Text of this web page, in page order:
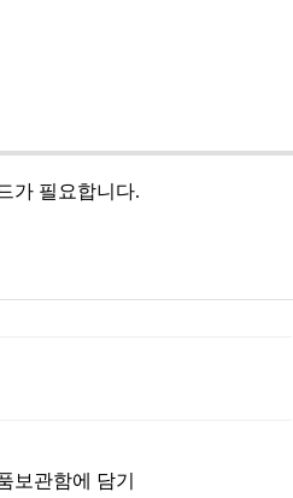
가 필요합니다.